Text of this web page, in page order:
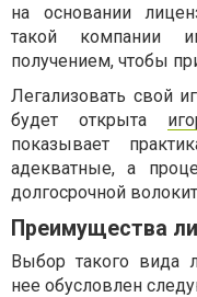
на основании
такой компании
получением, чтобы
Легализовать свой
будет открыта
показывает
адекватные, а
долгосрочной
Преимущества
Выбор такого вида
нее обусловлен